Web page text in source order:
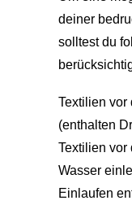
deiner
solltest du
Textilien vor
(enthalten
Textilien vor
Wasser
Einlaufen